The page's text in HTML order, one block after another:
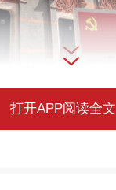
打开APP阅读全文